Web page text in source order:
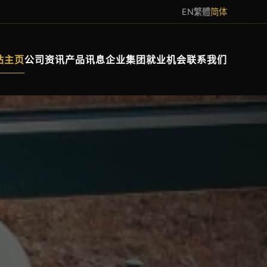
EN繁體简体
主页公司资讯产品讯息企业集团就业机会联系我们